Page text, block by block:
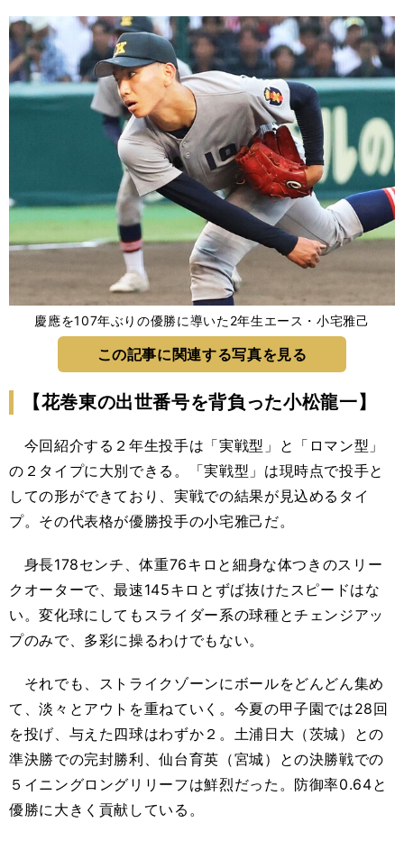
慶應を107年ぶりの優勝に導いた2年生エース・小宅雅己
この記事に関連する写真を見る
【花巻東の出世番号を背負った小松龍一】
今回紹介する２年生投手は「実戦型」と「ロマン型」
の２タイプに大別できる。「実戦型」は現時点で投手と
しての形ができており、実戦での結果が見込めるタイ
プ。その代表格が優勝投手の小宅雅己だ。
身長178センチ、体重76キロと細身な体つきのスリー
クオーターで、最速145キロとずば抜けたスピードはな
い。変化球にしてもスライダー系の球種とチェンジアッ
プのみで、多彩に操るわけでもない。
それでも、ストライクゾーンにボールをどんどん集め
て、淡々とアウトを重ねていく。今夏の甲子園では28回
を投げ、与えた四球はわずか２。土浦日大（茨城）との
準決勝での完封勝利、仙台育英（宮城）との決勝戦での
５イニングロングリリーフは鮮烈だった。防御率0.64と
優勝に大きく貢献している。